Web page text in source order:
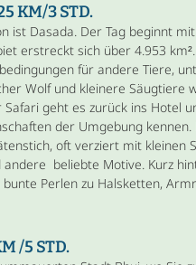
KM/3 STD.
ist Dasada. Der Tag beginnt
erstreckt sich über 4.953
für andere Tiere,
Wolf und kleinere Säugtiere
Safari geht es zurück ins Hotel
der Umgebung
oft verziert mit kleinen
andere beliebte Motive. Kurz
Perlen zu Halsketten,
/5 STD.